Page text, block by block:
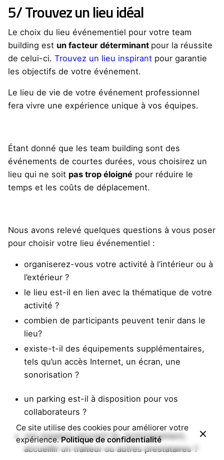
5/ Trouvez un lieu idéal
Le choix du lieu événementiel pour votre team
building est un facteur déterminant pour la réussite
de celui-ci. Trouvez un lieu inspirant pour garantie
les objectifs de votre événement.
Le lieu de vie de votre événement professionnel
fera vivre une expérience unique à vos équipes.
Étant donné que les team building sont des
événements de courtes durées, vous choisirez un
lieu qui ne soit pas trop éloigné pour réduire le
temps et les coûts de déplacement.
Nous avons relevé quelques questions à vous poser
pour choisir votre lieu événementiel :
organiserez-vous votre activité à l’intérieur ou à
l’extérieur ?
le lieu est-il en lien avec la thématique de votre
activité ?
combien de participants peuvent tenir dans le
lieu?
existe-t-il des équipements supplémentaires,
tels qu’un accès Internet, un écran, une
sonorisation ?
un parking est-il à disposition pour vos
collaborateurs ?
vos espaces peuvent ils, techniquement,
accueillir un traiteur ou autres prestataires ?
Ce site utilise des cookies pour améliorer votre
expérience.Politique de confidentialité